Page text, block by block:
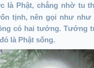
là Phật, chẳng nhờ tu
tịnh, nên gọi như
có hai tướng. Tướng
là Phật sống.